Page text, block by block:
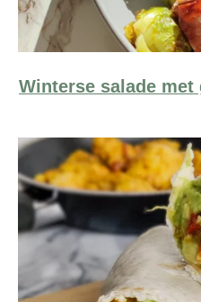
Winterse salade